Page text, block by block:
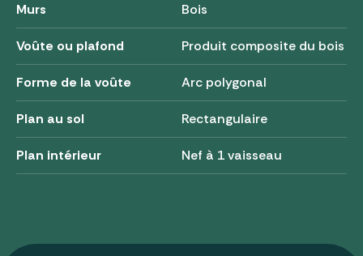
Murs Bois
Voûte ou plafond Produit composite du bois
Forme de la voûte Arc polygonal
Plan au sol Rectangulaire
Plan intérieur Nef à 1 vaisseau